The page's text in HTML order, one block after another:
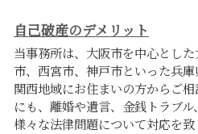
自己破産のデメリット
当事務所は、大阪市を中心とし
市、西宮市、神戸市といった兵庫
関西地域にお住まいの方からご
にも、離婚や遺言、金銭トラブル、
様々な法律問題について対応を